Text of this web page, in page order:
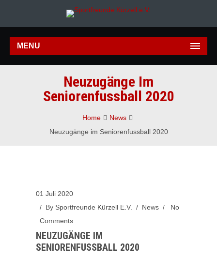
MENU
Neuzugänge Im
Seniorenfussball 2020
Home
News
Neuzugänge im Seniorenfussball 2020
01 Juli 2020
/ By Sportfreunde Kürzell E.V. / News / No
Comments
NEUZUGÄNGE IM
SENIORENFUSSBALL 2020